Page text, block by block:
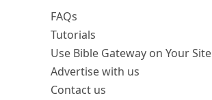
FAQs
Tutorials
Use Bible Gateway on Your Site
Advertise with us
Contact us